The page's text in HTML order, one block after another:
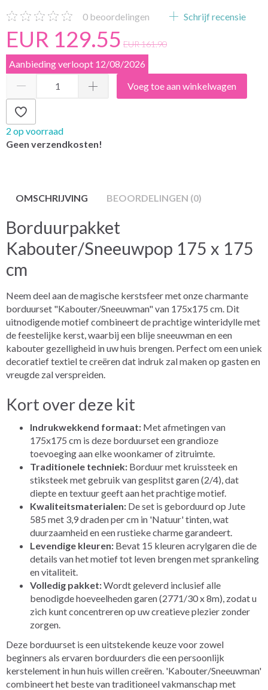
0 beoordelingen Schrijf recensie
EUR 129.55 EUR 161.90
Aanbieding verloopt 12/08/2026
Voeg toe aan winkelwagen
2 op voorraad
Geen verzendkosten!
OMSCHRIJVING BEOORDELINGEN (0)
Borduurpakket
Kabouter/Sneeuwpop 175 x 175
cm
Neem deel aan de magische kerstsfeer met onze charmante
borduurset "Kabouter/Sneeuwman" van 175x175 cm. Dit
uitnodigende motief combineert de prachtige winteridylle met
de feestelijke kerst, waarbij een blije sneeuwman en een
kabouter gezelligheid in uw huis brengen. Perfect om een uniek
decoratief textiel te creëren dat indruk zal maken op gasten en
vreugde zal verspreiden.
Kort over deze kit
Indrukwekkend formaat: Met afmetingen van
175x175 cm is deze borduurset een grandioze
toevoeging aan elke woonkamer of zitruimte.
Traditionele techniek: Borduur met kruissteek en
stiksteek met gebruik van gesplitst garen (2/4), dat
diepte en textuur geeft aan het prachtige motief.
Kwaliteitsmaterialen: De set is geborduurd op Jute
585 met 3,9 draden per cm in 'Natuur' tinten, wat
duurzaamheid en een rustieke charme garandeert.
Levendige kleuren: Bevat 15 kleuren acrylgaren die de
details van het motief tot leven brengen met sprankeling
en vitaliteit.
Volledig pakket:Wordt geleverd inclusief alle
benodigde hoeveelheden garen (2771/30 x 8m), zodat u
zich kunt concentreren op uw creatieve plezier zonder
zorgen.
Deze borduurset is een uitstekende keuze voor zowel
beginners als ervaren borduurders die een persoonlijk
kerstelement in hun huis willen creëren. 'Kabouter/Sneeuwman'
combineert het beste van traditioneel vakmanschap met